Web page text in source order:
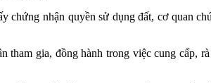
nhận quyền sử dụng đất, cơ quan
gia, đồng hành trong việc cung cấp,